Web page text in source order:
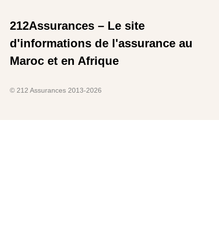
212Assurances – Le site
d'informations de l'assurance au
Maroc et en Afrique
© 212 Assurances 2013-2026